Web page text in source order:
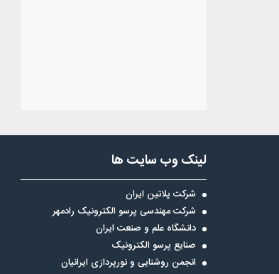
لینک وب سایت ها
شرکت پلاتین ایران
شرکت مهندسی پرسو الکترونیک رادمهر
دانشگاه علم و صنعت ایران
صنایع پرسو الکترونیک
انجمن روشنایی و نورپردازی ایرانیان